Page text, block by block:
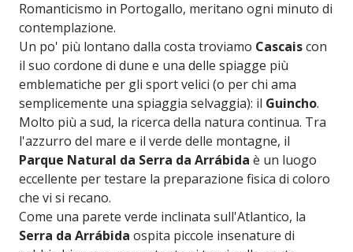
Romanticismo in Portogallo, meritano ogni minuto di
contemplazione.
Un po' più lontano dalla costa troviamo Cascaiscon
il suo cordone di dune e una delle spiagge più
emblematiche per gli sport velici (o per chi ama
semplicemente una spiaggia selvaggia): il Guincho.
Molto più a sud, la ricerca della natura continua. Tra
l'azzurro del mare e il verde delle montagne, il
Parque Natural da Serra da Arrábida è un luogo
eccellente per testare la preparazione fisica di coloro
che vi si recano.
Come una parete verde inclinata sull'Atlantico, la
Serra da Arrábida ospita piccole insenature di